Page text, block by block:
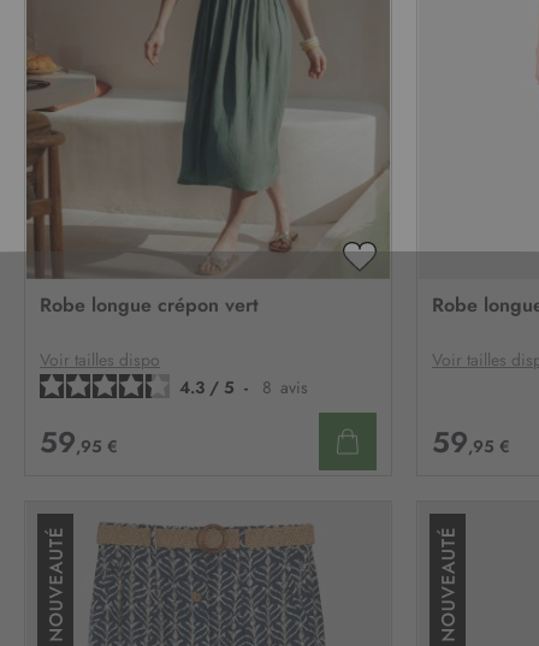
AJOUTER
D’ENVIE
Robe longue crépon vert
Voir tailles dispo
4.3 / 5 - 8 avis
59,95 €
Robe
Voir tailles
59,95 €